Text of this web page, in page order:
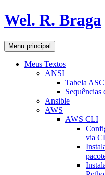
Pular
para
conteúdo
Wel. R. Braga
Pesquisar
Menu principal
Meus Textos
ANSI
Tabela
Sequências
Ansible
AWS
AWS CLI
via